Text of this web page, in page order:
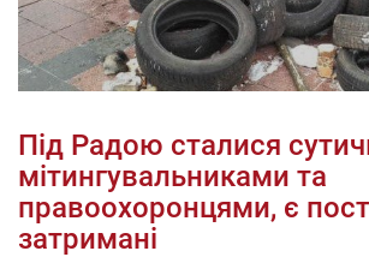
Під Радою сталися
мітингувальниками та
правоохоронцями, є
затримані